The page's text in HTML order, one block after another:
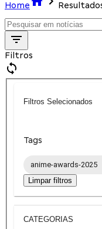
Home
Filtros
Filtros Selecionados
Tags
anime-awards-2025
Limpar filtros
CATEGORIAS